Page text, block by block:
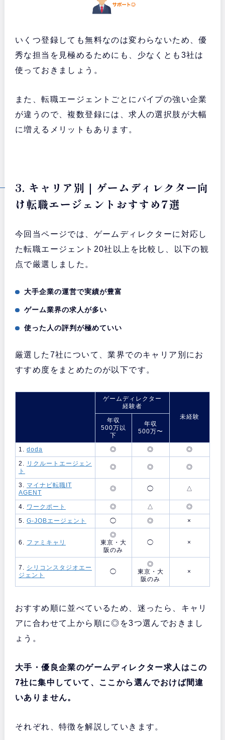
いくつ登録しても無料なのは変わらないため、優
秀な担当を見極めるためにも、少なくとも3社は
使っておきましょう。
また、転職エージェントごとにパイプの強い企業
が違うので、複数登録には、求人の選択肢が大幅
に増えるメリットもあります。
3. キャリア別｜ゲームディレクター向
け転職エージェントおすすめ7選
今回当ページでは、ゲームディレクターに対応し
た転職エージェント20社以上を比較し、以下の観
点で厳選しました。
大手企業の運営で実績が豊富
ゲーム業界の求人が多い
使った人の評判が極めていい
厳選した7社について、業界でのキャリア別にお
すすめ度をまとめたのが以下です。
ゲームディレクター
経験者
未経験
年収
500万以
下
年収
500万〜
1. doda ◎ ◎
◎
2.
リクルートエージェン
ト
◎ ◎ ◎
3. マイナビ転職IT
AGENT
◎ ◯ △
4. ワークポート ◎ △
◎
5. G-JOBエージェント ◯ ◎ ×
6. ファミキャリ
◎
東京・大
阪のみ
◯ ×
7. シリコンスタジオエー
ジェント
◯
◎
東京・大
阪のみ
×
おすすめ順に並べているため、迷ったら、キャリ
アに合わせて上から順に◎を3つ選んでおきまし
ょう。
大手・優良企業のゲームディレクター求人はこの
7社に集中していて、ここから選んでおけば間違
いありません。
それぞれ、特徴を解説していきます。